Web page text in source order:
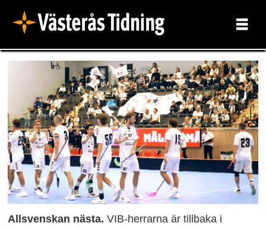
Allsvenskan nästa. VIB-herrarna är tillbaka i